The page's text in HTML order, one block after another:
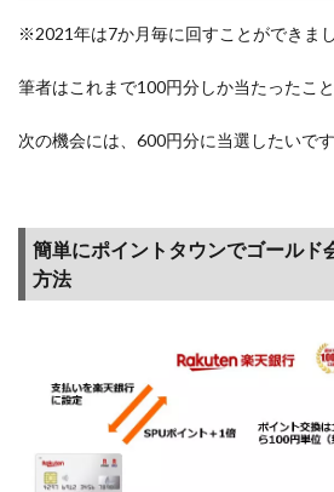
※2021年は7か月毎に回すことができまし
筆者はこれまで100円分しか当たったこと
次の機会には、600円分に当選したいです
簡単にポイントタウンでゴールド
方法